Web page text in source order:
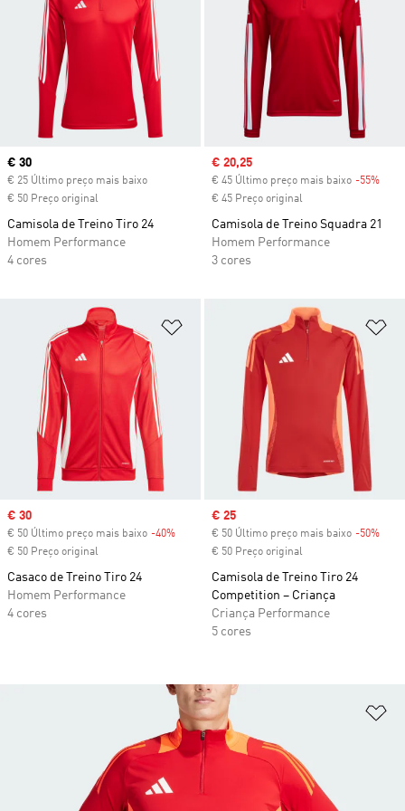
Current price
€ 30
€ 25 Último preço mais baixo
€ 50 Preço original
Camisola de Treino Tiro 24
Homem Performance
4 cores
Sale price
€ 20,25
€ 45 Último preço mais baixo -55%
€ 45 Preço original
Camisola de Treino Squadra 21
Homem Performance
3 cores
Adicionar à Lista de Desejos
Sale price
€ 30
€ 50 Último preço mais baixo -40% Discount
€ 50 Preço original
Casaco de Treino Tiro 24
Homem Performance
4 cores
Sale price
€ 25
€ 50 Último preço mais baixo -50%
€ 50 Preço original
Camisola de Treino Tiro 24
Competition – Criança
Criança Performance
5 cores